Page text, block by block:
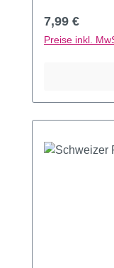
Regulärer
7,99 €
Preise inkl.